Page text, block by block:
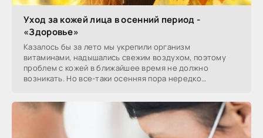
Уход за кожей лица в осенний период -
«Здоровье»
Казалось бы за лето мы укрепили организм
витаминами, надышались свежим воздухом, поэтому
проблем с кожей в ближайшее время не должно
возникать. Но все-таки осенняя пора нередко